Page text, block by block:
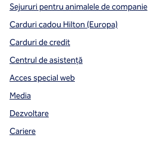
Sejururi pentru animalele de companie
Carduri cadou Hilton (Europa)
Carduri de credit
Centrul de asistență
Acces special web
Media
Dezvoltare
Cariere